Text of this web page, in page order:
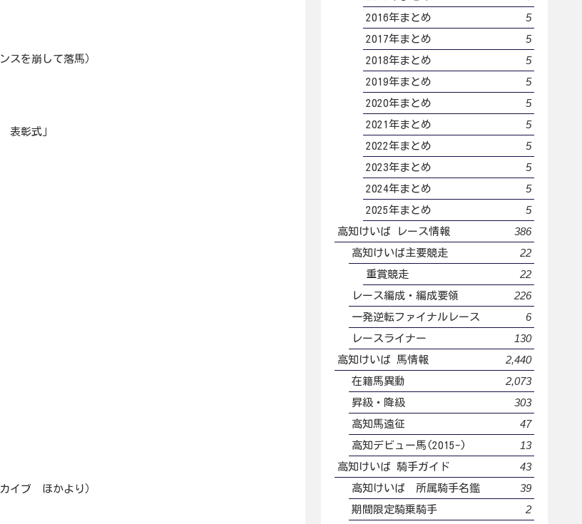
スを崩して落馬）
表彰式」
イブ ほかより）
2016年まとめ 5
2017年まとめ 5
2018年まとめ 5
2019年まとめ 5
2020年まとめ 5
2021年まとめ 5
2022年まとめ 5
2023年まとめ 5
2024年まとめ 5
2025年まとめ 5
高知けいば レース情報 386
高知けいば主要競走 22
重賞競走 22
レース編成・編成要領 226
一発逆転ファイナルレース 6
レースライナー 130
高知けいば 馬情報 2,440
在籍馬異動 2,073
昇級・降級 303
高知馬遠征 47
高知デビュー馬(2015-) 13
高知けいば 騎手ガイド 43
高知けいば 所属騎手名鑑 39
期間限定騎乗騎手 2